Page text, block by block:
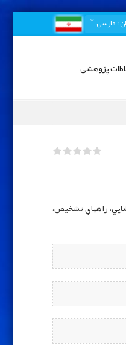
: فارسی
پژوهشی
راههاي تشخيص،‌